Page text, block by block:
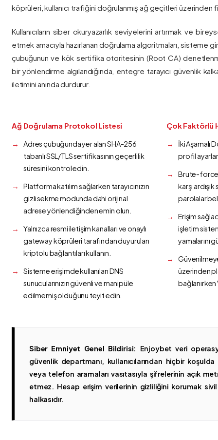
köprüleri, kullanıcı trafiğini doğrulanmış ağ geçitleri üzerinden
Kullanıcıların siber okuryazarlık seviyelerini artırmak ve
etmek amacıyla hazırlanan doğrulama algoritmaları, sisteme
çubuğunun ve kök sertifika otoritesinin (Root CA)
bir yönlendirme algılandığında, entegre tarayıcı güvenlik
iletimini anında durdurur.
Ağ Doğrulama Protokol Listesi
Adres çubuğunda yer alan SHA-256
tabanlı SSL/TLS sertifikasının geçerlilik
süresini kontrol edin.
Platforma katılım sağlarken tarayıcınızın
gizli sekme modunda dahi orijinal
adrese yönlendiğinden emin olun.
Yalnızca resmi iletişim kanalları ve onaylı
gateway köprüleri tarafından duyurulan
kriptolu bağlantıları kullanın.
Sisteme erişimde kullanılan DNS
sunucularınızın güvenli ve manipüle
edilmemiş olduğunu teyit edin.
Çok Faktörlü
İki Aşamalı
profil
Brute-force
karşı
parolalar
Erişim
işletim
yamalarını
üzerinden
bağlanırken
Siber Emniyet Genel Bildirisi:
Enjoybet veri
güvenlik departmanı, kullanıcılarından hiçbir
veya telefon aramaları vasıtasıyla şifrelerinin açık
etmez. Hesap erişim verilerinin gizliliğini korumak
halkasıdır.